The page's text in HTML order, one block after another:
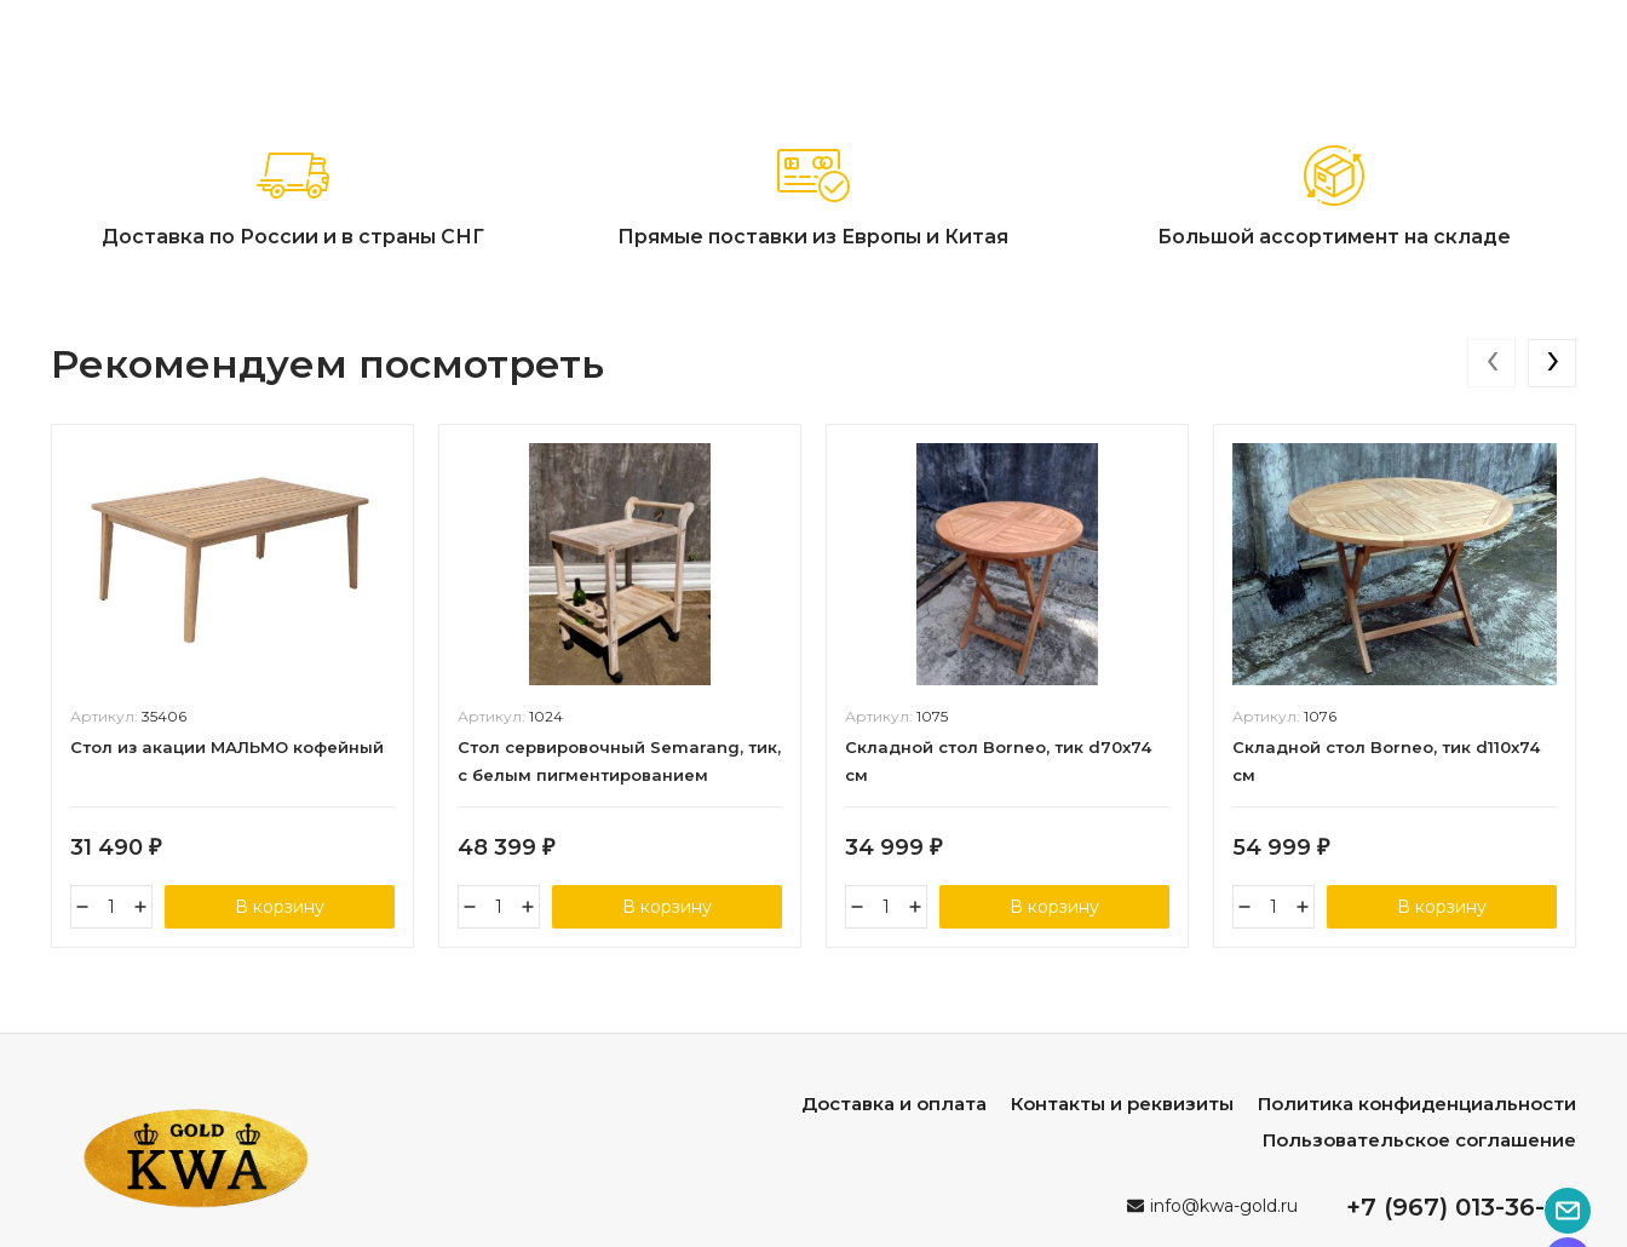
Доставка по России и в страны СНГ Прямые поставки из Европы и Китая Большой ассортимент на складе
Рекомендуем посмотреть
Артикул: 35406
Стол из акации МАЛЬМО кофейный
31 490 ₽
В корзину
Артикул: 1024
Стол сервировочный Semarang, тик,
с белым пигментированием
48 399 ₽
В корзину
Артикул: 1075
Складной стол Borneo, тик d70x74
см
34 999 ₽
В корзину
Артикул: 1076
Складной стол Borneo, тик d110x74
см
54 999 ₽
В корзину
‹ ›
Доставка и оплата Контакты и реквизиты
Политика конфиденциальности
Пользовательское соглашение
info@kwa-gold.ru +7 (967) 013-36-96